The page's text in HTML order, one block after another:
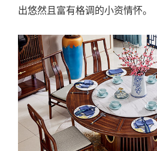
出悠然且富有格调的小资情怀。